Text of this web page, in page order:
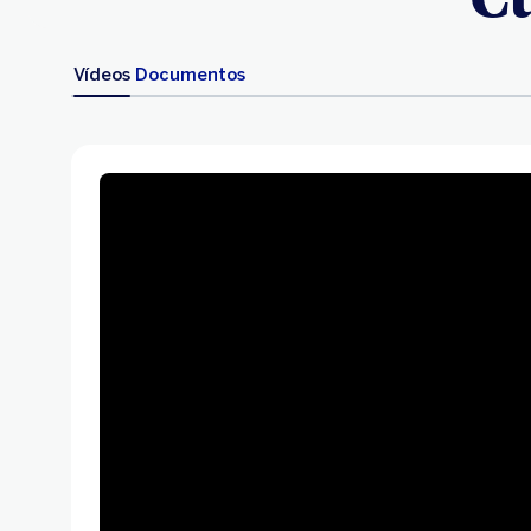
Vídeos Documentos